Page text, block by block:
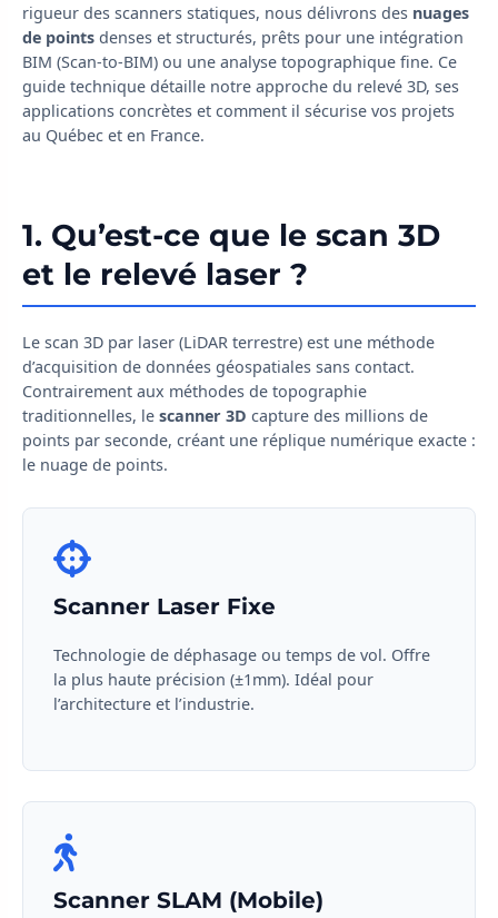
rigueur des scanners statiques, nous délivrons des nuages
de points denses et structurés, prêts pour une intégration
BIM (Scan-to-BIM) ou une analyse topographique fine. Ce
guide technique détaille notre approche du relevé 3D, ses
applications concrètes et comment il sécurise vos projets
au Québec et en France.
1. Qu’est-ce que le scan 3D
et le relevé laser ?
Le scan 3D par laser (LiDAR terrestre) est une méthode
d’acquisition de données géospatiales sans contact.
Contrairement aux méthodes de topographie
traditionnelles, le scanner 3D capture des millions de
points par seconde, créant une réplique numérique exacte :
le nuage de points.
Scanner Laser Fixe
Technologie de déphasage ou temps de vol. Offre
la plus haute précision (±1mm). Idéal pour
l’architecture et l’industrie.
Scanner SLAM (Mobile)